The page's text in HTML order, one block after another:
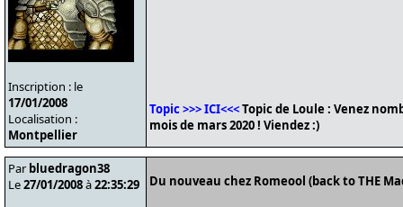
Inscription : le
17/01/2008
Localisation :
Montpellier
Topic >>> ICI<<<Topic de Loule : Venez
mois de mars 2020 ! Viendez :)
Par bluedragon38
Le27/01/2008à22:35:29 Du nouveau chez Romeool (back to THE